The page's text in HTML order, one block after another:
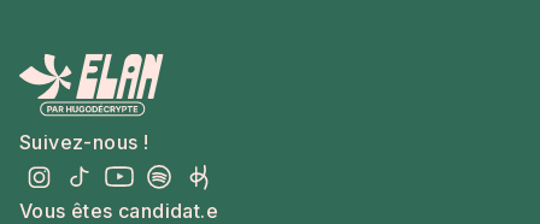
Suivez-nous !
Vous êtes candidat.e